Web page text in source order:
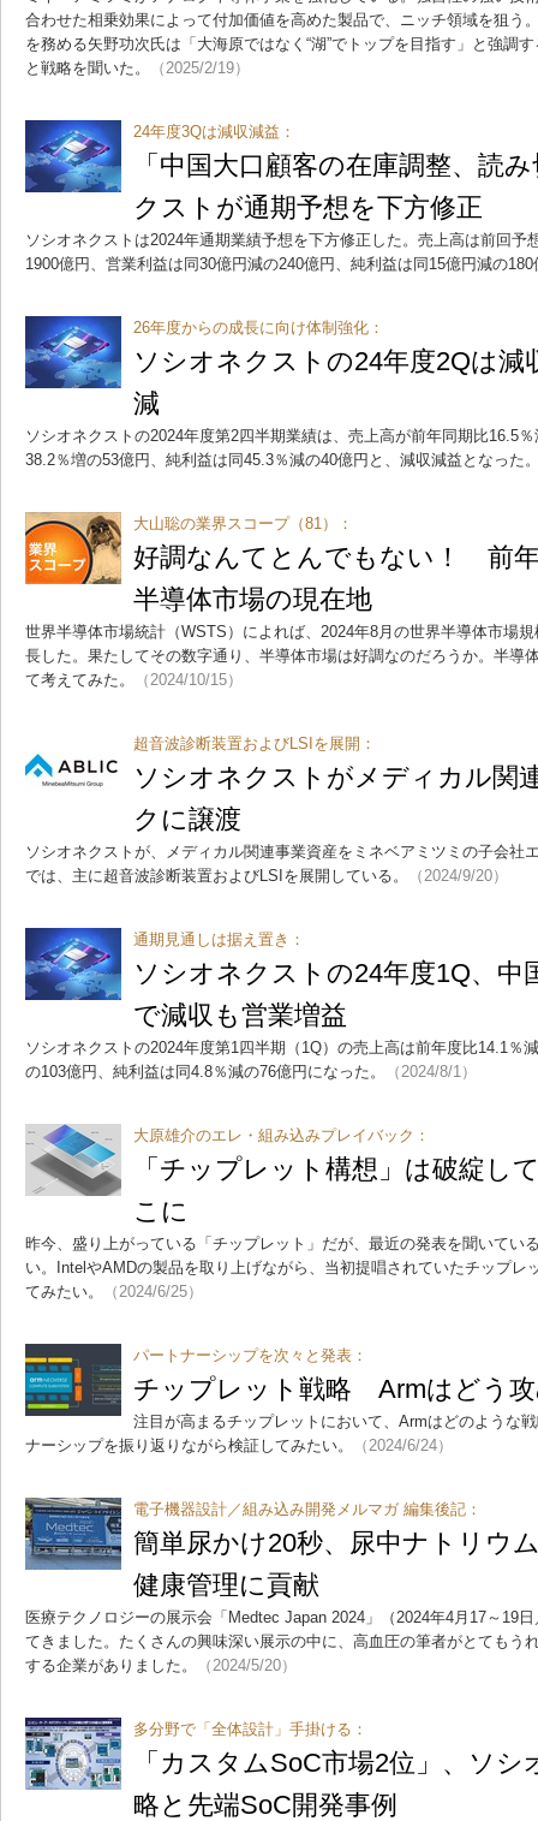
合わせた相乗効果によって付加価値を高めた製品で、ニッチ領域を狙う
を務める矢野功次氏は「大海原ではなく“湖”でトップを目指す」と強調
と戦略を聞いた。
（2025/2/19）
24年度3Qは減収減益：
「中国大口顧客の在庫調整、読
クストが通期予想を下方修正
ソシオネクストは2024年通期業績予想を下方修正した。売上高は前回予
1900億円、営業利益は同30億円減の240億円、純利益は同15億円減の
26年度からの成長に向け体制強化：
ソシオネクストの24年度2Qは減
減
ソシオネクストの2024年度第2四半期業績は、売上高が前年同期比16.5
38.2％増の53億円、純利益は同45.3％減の40億円と、減収減益となった
大山聡の業界スコープ（81）：
好調なんてとんでもない！ 前
半導体市場の現在地
世界半導体市場統計（WSTS）によれば、2024年8月の世界半導体市場
長した。果たしてその数字通り、半導体市場は好調なのだろうか。半導
て考えてみた。
（2024/10/15）
超音波診断装置およびLSIを展開：
ソシオネクストがメディカル関
クに譲渡
ソシオネクストが、メディカル関連事業資産をミネベアミツミの子会社
では、主に超音波診断装置およびLSIを展開している。
（2024/9/20）
通期見通しは据え置き：
ソシオネクストの24年度1Q、中
で減収も営業増益
ソシオネクストの2024年度第1四半期（1Q）の売上高は前年度比14.1％
の103億円、純利益は同4.8％減の76億円になった。
（2024/8/1）
大原雄介のエレ・組み込みプレイバック：
「チップレット構想」は破綻
こに
昨今、盛り上がっている「チップレット」だが、最近の発表を聞いてい
い。IntelやAMDの製品を取り上げながら、当初提唱されていたチップレ
てみたい。
（2024/6/25）
パートナーシップを次々と発表：
チップレット戦略 Armはどう
注目が高まるチップレットにおいて、Armはどのような
ナーシップを振り返りながら検証してみたい。
（2024/6/24）
電子機器設計／組み込み開発メルマガ 編集後記：
簡単尿かけ20秒、尿中ナトリウ
健康管理に貢献
医療テクノロジーの展示会「Medtec Japan 2024」（2024年4月17～19
てきました。たくさんの興味深い展示の中に、高血圧の筆者がとてもう
する企業がありました。
（2024/5/20）
多分野で「全体設計」手掛ける：
「カスタムSoC市場2位」、ソ
略と先端SoC開発事例